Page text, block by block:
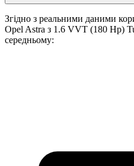
Згідно з реальними даними
Opel Astra з 1.6 VVT (180 Hp)
середньому: